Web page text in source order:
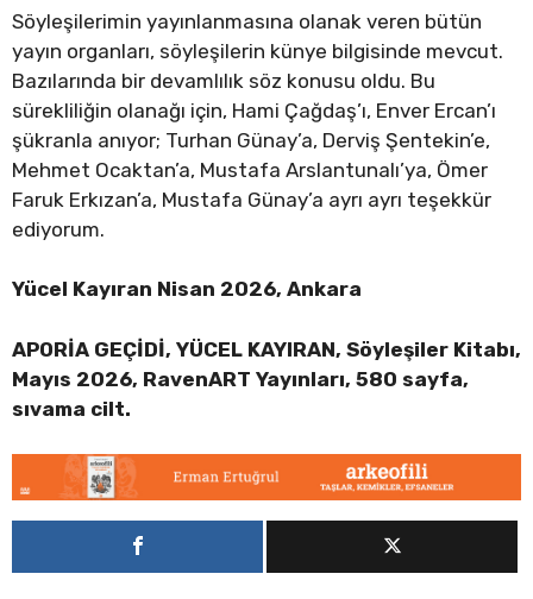
Söyleşilerimin yayınlanmasına olanak veren bütün
yayın organları, söyleşilerin künye bilgisinde mevcut.
Bazılarında bir devamlılık söz konusu oldu. Bu
sürekliliğin olanağı için, Hami Çağdaş’ı, Enver Ercan’ı
şükranla anıyor; Turhan Günay’a, Derviş Şentekin’e,
Mehmet Ocaktan’a, Mustafa Arslantunalı’ya, Ömer
Faruk Erkızan’a, Mustafa Günay’a ayrı ayrı teşekkür
ediyorum.
Yücel Kayıran Nisan 2026, Ankara
APORİA GEÇİDİ, YÜCEL KAYIRAN, Söyleşiler Kitabı,
Mayıs 2026, RavenART Yayınları, 580 sayfa,
sıvama cilt.